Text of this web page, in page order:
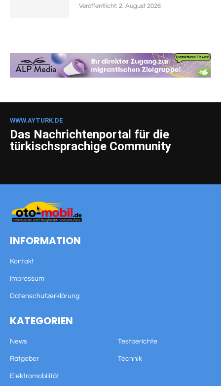
Veröffentlicht: 2. August 2026
INFORMATION
Kontakt
Impressum
Datenschutzerklärung
KATEGORIEN
News Testberichte
Ratgeber Technik
Elektromobilität
WWW.AYTURK.DE
Das Nachrichtenportal für die
türkischsprachige Community